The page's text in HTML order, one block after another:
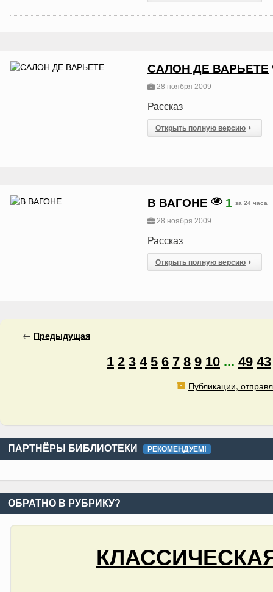
САЛОН ДЕ ВАРЬЕТЕ
28 ноября 2009
Рассказ
Открыть полную версию
В ВАГОНЕ 1 за 24 часа
28 ноября 2009
Рассказ
Открыть полную версию
← Предыдущая
1 2 3 4 5 6 7 8 9 10 ... 49 43
Публикации,
ПАРТНЁРЫ БИБЛИОТЕКИ РЕКОМЕНДУЕМ!
ОБРАТНО В РУБРИКУ?